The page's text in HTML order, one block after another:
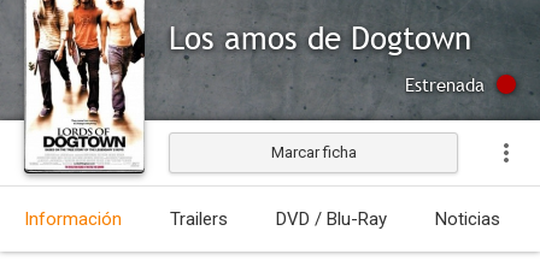
Los amos de Dogtown
Estrenada
Marcar ficha
Información Trailers DVD / Blu-Ray Noticias